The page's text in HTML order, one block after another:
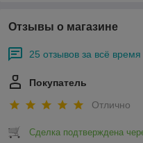
Отзывы о магазине
25 отзывов за всё время
Покупатель
Отлично
Сделка подтверждена